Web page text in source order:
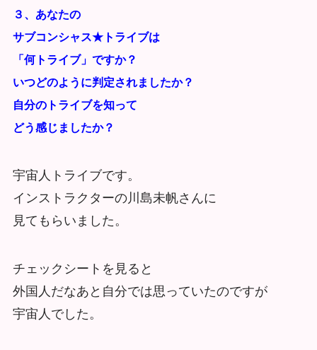
３、あなたの
サブコンシャス★トライブは
「何トライブ」ですか？
いつどのように判定されましたか？
自分のトライブを知って
どう感じましたか？
宇宙人トライブです。
インストラクターの川島未帆さんに
見てもらいました。
チェックシートを見ると
外国人だなあと自分では思っていたのですが
宇宙人でした。